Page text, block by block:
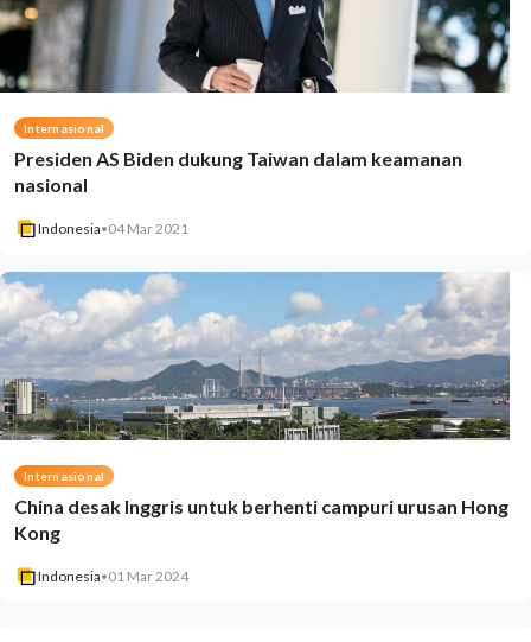
Internasional
Presiden AS Biden dukung Taiwan dalam keamanan
nasional
Indonesia•04 Mar 2021
Internasional
China desak Inggris untuk berhenti campuri urusan Hong
Kong
Indonesia•01 Mar 2024